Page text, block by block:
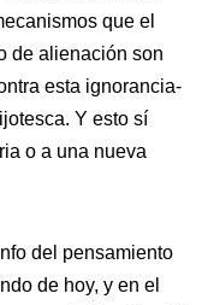
que el
de alienación son
esta ignorancia-
Y esto sí
o a una nueva
del pensamiento
de hoy, y en el